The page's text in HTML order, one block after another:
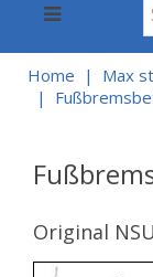
Home
Max
Original